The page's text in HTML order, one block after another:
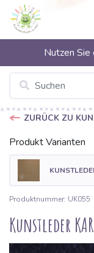
Nutzen
ZURÜCK ZU
Produkt Varianten
Produktnummer: UK055
Kunstleder